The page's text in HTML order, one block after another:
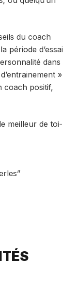
du coach
période d’essai
dans
»
coach positif,
meilleur de toi-